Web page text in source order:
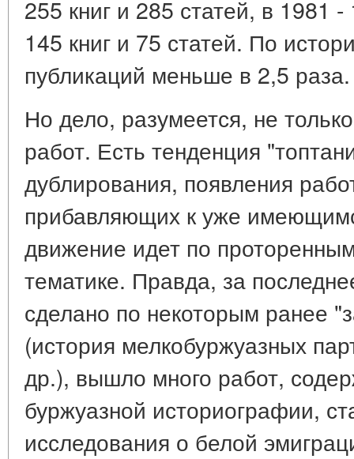
255 книг и 285 статей, в 1981 -
145 книг и 75 статей. По
публикаций меньше в 2,5 раза.
Но дело, разумеется, не
работ. Есть тенденция
дублирования, появления
прибавляющих к уже
движение идет по
тематике. Правда, за
сделано по некоторым ранее
(история мелкобуржуазных
др.), вышло много работ,
буржуазной историографии,
исследования о белой